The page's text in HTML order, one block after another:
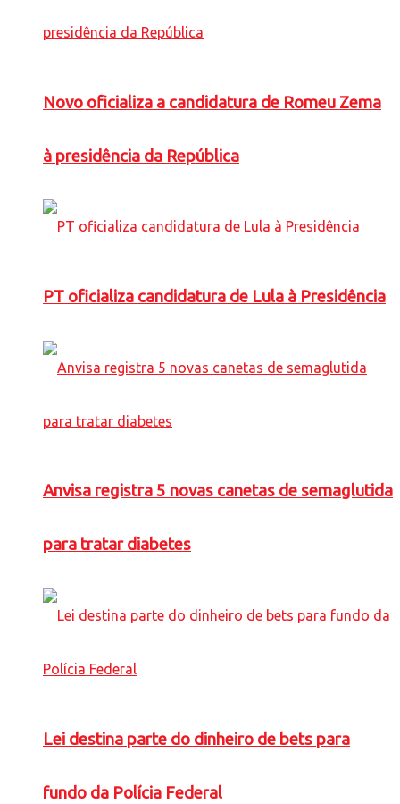
Novo oficializa a candidatura de Romeu Zema
à presidência da República
PT oficializa candidatura de Lula à Presidência
Anvisa registra 5 novas canetas de semaglutida
para tratar diabetes
Lei destina parte do dinheiro de bets para
fundo da Polícia Federal